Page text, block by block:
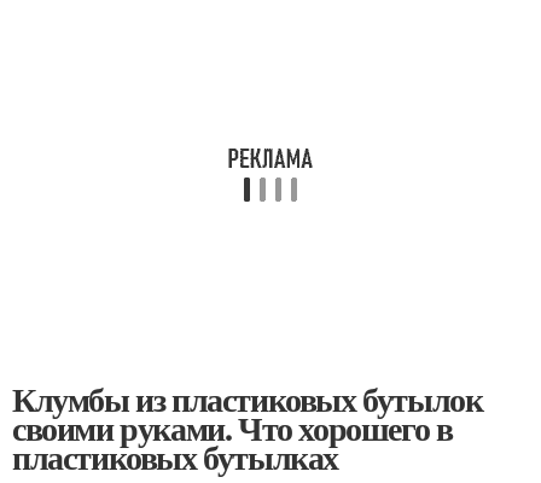
Клумбы из пластиковых бутылок
своими руками. Что хорошего в
пластиковых бутылках